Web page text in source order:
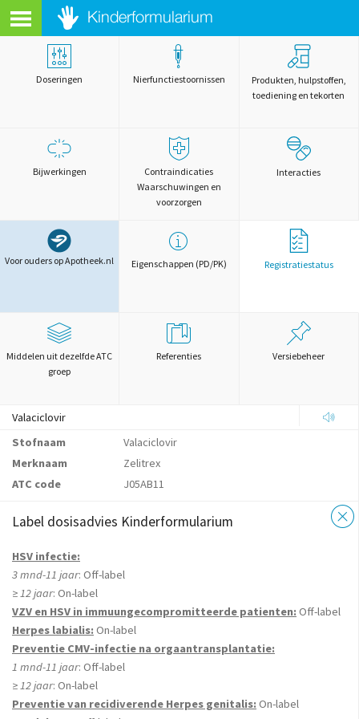
Doseringen Nierfunctiestoornissen
Produkten, hulpstoffen,
toediening en tekorten
Bijwerkingen
Contraindicaties
Waarschuwingen en
voorzorgen
Interacties
Voor ouders op Apotheek.nl Eigenschappen (PD/PK) Registratiestatus
Middelen uit dezelfde ATC
groep
Referenties Versiebeheer
Valaciclovir
Stofnaam
Valaciclovir
Merknaam
Zelitrex
ATC code
J05AB11
Label dosisadvies Kinderformularium
HSV infectie:
3 mnd-11 jaar: Off-label
≥ 12 jaar: On-label
VZV en HSV in immuungecompromitteerde patienten: Off-label
Herpes labialis: On-label
Preventie CMV-infectie na orgaantransplantatie:
1 mnd-11 jaar: Off-label
≥ 12 jaar: On-label
Preventie van recidiverende Herpes genitalis: On-label